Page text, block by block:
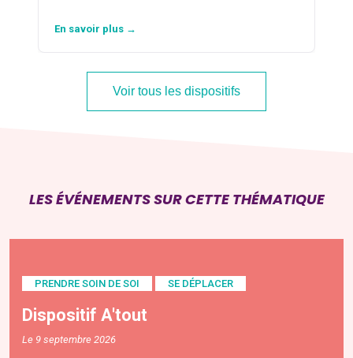
En savoir plus →
Voir tous les dispositifs
LES ÉVÉNEMENTS SUR CETTE THÉMATIQUE
PRENDRE SOIN DE SOI SE DÉPLACER
Dispositif A'tout
Le 9 septembre 2026